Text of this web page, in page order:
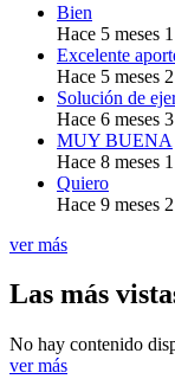
Bien
Hace 5 meses
Excelente
Hace 5 meses
Solución de
Hace 6 meses
MUY BUENA
Hace 8 meses
Quiero
Hace 9 meses
ver más
Las más
No hay contenido
ver más